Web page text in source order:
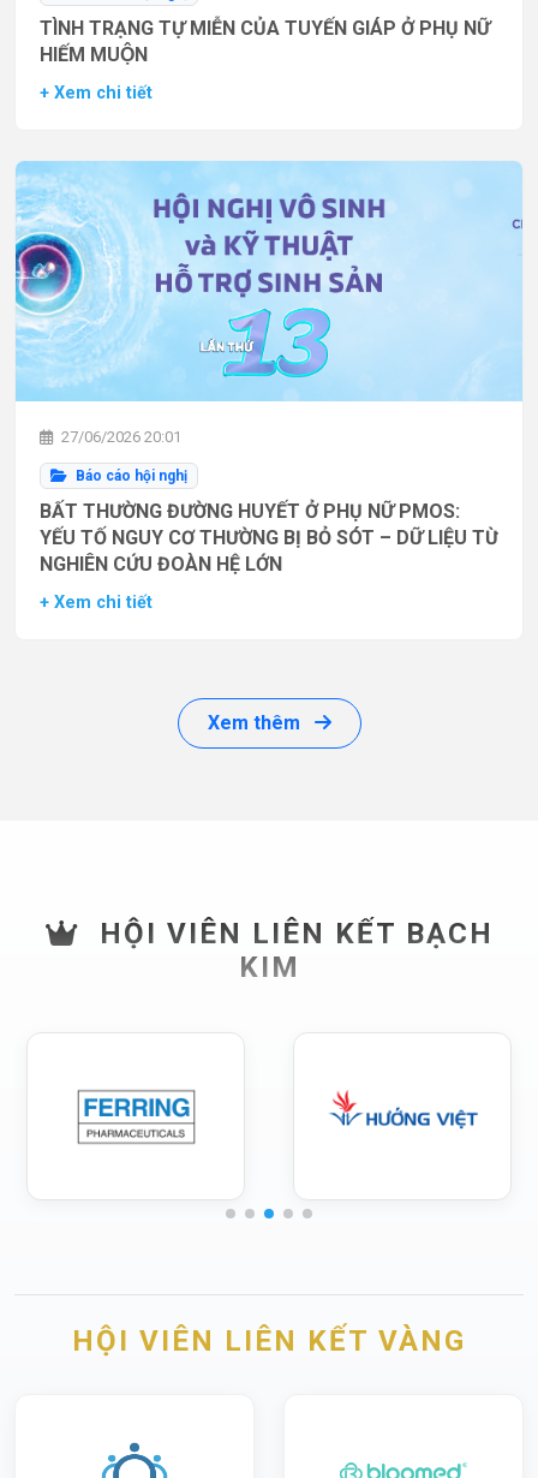
TÌNH TRẠNG TỰ MIỄN CỦA TUYẾN GIÁP Ở PHỤ NỮ
HIẾM MUỘN
+ Xem chi tiết
27/06/2026 20:01
Báo cáo hội nghị
BẤT THƯỜNG ĐƯỜNG HUYẾT Ở PHỤ NỮ PMOS:
YẾU TỐ NGUY CƠ THƯỜNG BỊ BỎ SÓT – DỮ LIỆU TỪ
NGHIÊN CỨU ĐOÀN HỆ LỚN
+ Xem chi tiết
Xem thêm
HỘI VIÊN LIÊN KẾT BẠCH
KIM
HỘI VIÊN LIÊN KẾT VÀNG